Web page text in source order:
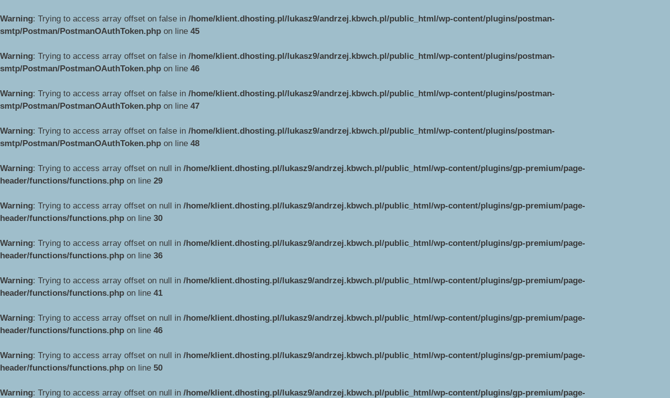
Warning: Trying to access array offset on false in /home/klient.dhosting.pl/lukasz9/andrzej.kbwch.pl/public_html/wp-content/plugins/postman-
smtp/Postman/PostmanOAuthToken.php on line 45
Warning: Trying to access array offset on false in /home/klient.dhosting.pl/lukasz9/andrzej.kbwch.pl/public_html/wp-content/plugins/postman-
smtp/Postman/PostmanOAuthToken.php on line 46
Warning: Trying to access array offset on false in /home/klient.dhosting.pl/lukasz9/andrzej.kbwch.pl/public_html/wp-content/plugins/postman-
smtp/Postman/PostmanOAuthToken.php on line 47
Warning: Trying to access array offset on false in /home/klient.dhosting.pl/lukasz9/andrzej.kbwch.pl/public_html/wp-content/plugins/postman-
smtp/Postman/PostmanOAuthToken.php on line 48
Warning: Trying to access array offset on null in /home/klient.dhosting.pl/lukasz9/andrzej.kbwch.pl/public_html/wp-content/plugins/gp-premium/page-
header/functions/functions.php on line 29
Warning: Trying to access array offset on null in /home/klient.dhosting.pl/lukasz9/andrzej.kbwch.pl/public_html/wp-content/plugins/gp-premium/page-
header/functions/functions.php on line 30
Warning: Trying to access array offset on null in /home/klient.dhosting.pl/lukasz9/andrzej.kbwch.pl/public_html/wp-content/plugins/gp-premium/page-
header/functions/functions.php on line 36
Warning: Trying to access array offset on null in /home/klient.dhosting.pl/lukasz9/andrzej.kbwch.pl/public_html/wp-content/plugins/gp-premium/page-
header/functions/functions.php on line 41
Warning: Trying to access array offset on null in /home/klient.dhosting.pl/lukasz9/andrzej.kbwch.pl/public_html/wp-content/plugins/gp-premium/page-
header/functions/functions.php on line 46
Warning: Trying to access array offset on null in /home/klient.dhosting.pl/lukasz9/andrzej.kbwch.pl/public_html/wp-content/plugins/gp-premium/page-
header/functions/functions.php on line 50
Warning: Trying to access array offset on null in /home/klient.dhosting.pl/lukasz9/andrzej.kbwch.pl/public_html/wp-content/plugins/gp-premium/page-